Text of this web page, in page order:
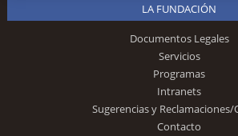
LA FUNDACIÓN
Documentos Legales
Servicios
Programas
Intranets
Sugerencias y Reclamaciones/
Contacto